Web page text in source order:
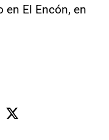
El Encón, en